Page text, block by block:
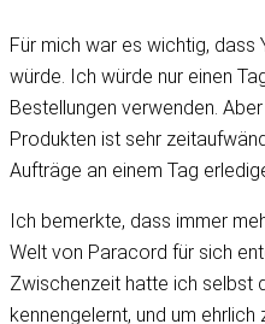
Für mich war es wichtig, dass
würde. Ich würde nur einen
Bestellungen verwenden.
Produkten ist sehr
Aufträge an einem Tag
Ich bemerkte, dass immer
Welt von Paracord für sich
Zwischenzeit hatte ich selbst
kennengelernt, und um